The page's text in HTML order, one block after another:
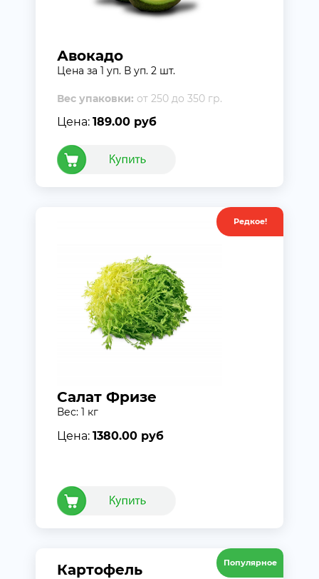
Авокадо
Цена за 1 уп. В уп. 2 шт.
Вес упаковки: от 250 до 350 гр.
Цена: 189.00 руб
Редкое!
Салат Фризе
Вес: 1 кг
Цена: 1380.00 руб
Популярное
Картофель